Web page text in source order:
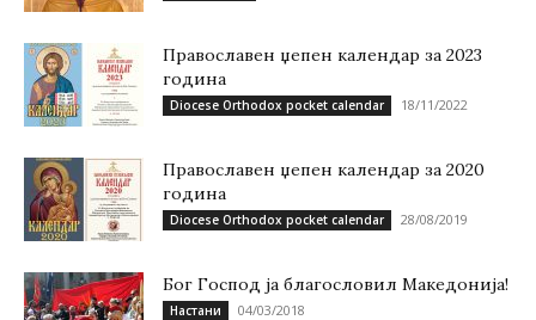
Православен џепен календар за 2023
година
Diocese Orthodox pocket calendar 18/11/2022
Православен џепен календар за 2020
година
Diocese Orthodox pocket calendar 28/08/2019
Бог Господ ја благословил Македонија!
Настани 04/03/2018